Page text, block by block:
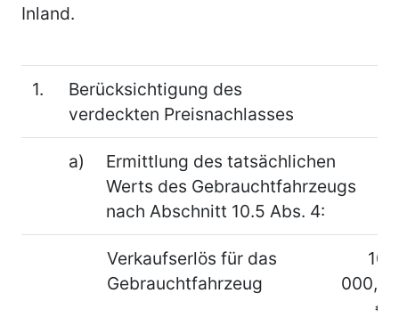
Inland.
1.
Berücksichtigung des
verdeckten Preisnachlasses
a)
Ermittlung des tatsächlichen
Werts des Gebrauchtfahrzeugs
nach Abschnitt 10.5 Abs. 4:
Verkaufserlös für das
Gebrauchtfahrzeug
10
000,–
€